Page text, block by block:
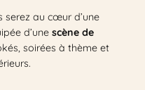
serez au cœur d’une
d’une scène de
soirées à thème et